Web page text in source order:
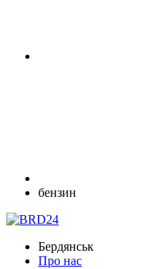
бензин
Бердянськ
Про нас